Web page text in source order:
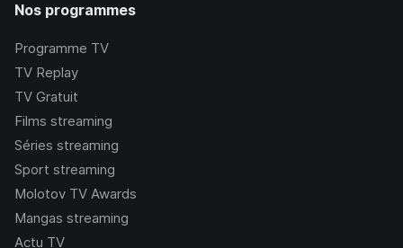
Nos programmes
Programme TV
TV Replay
TV Gratuit
Films streaming
Séries streaming
Sport streaming
Molotov TV Awards
Mangas streaming
Actu TV